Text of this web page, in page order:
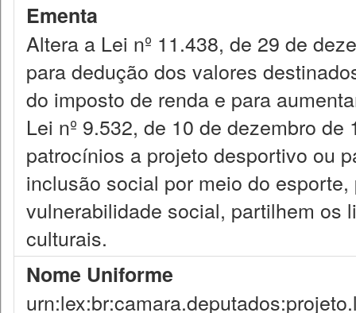
Ementa
Altera a Lei nº 11.438, de 29 de
para dedução dos valores
do imposto de renda e para
Lei nº 9.532, de 10 de dezembro
patrocínios a projeto desportivo ou
inclusão social por meio do
vulnerabilidade social, partilhem os
culturais.
Nome Uniforme